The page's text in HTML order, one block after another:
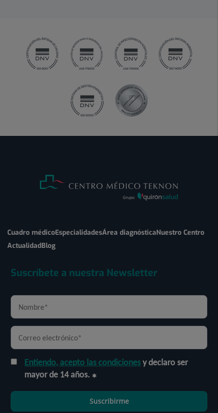
Cuadro médicoEspecialidadesÁrea diagnósticaNuestro Centro
ActualidadBlog
Suscríbete a nuestra Newsletter
Entiendo, acepto las condicionesy declaro ser
mayor de 14 años.
Suscribirme